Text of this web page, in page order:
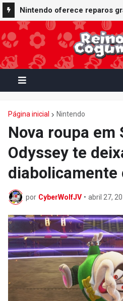
Nintendo oferece reparos
do terremoto de Kumamoto
de ienes à Cruz Vermelha
Página inicial Nintendo
Nova roupa em
Odyssey te
diabolicamente
por CyberWolfJV • abril 27,